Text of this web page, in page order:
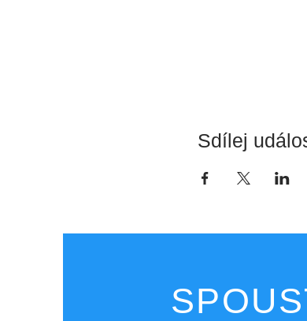
Sdílej